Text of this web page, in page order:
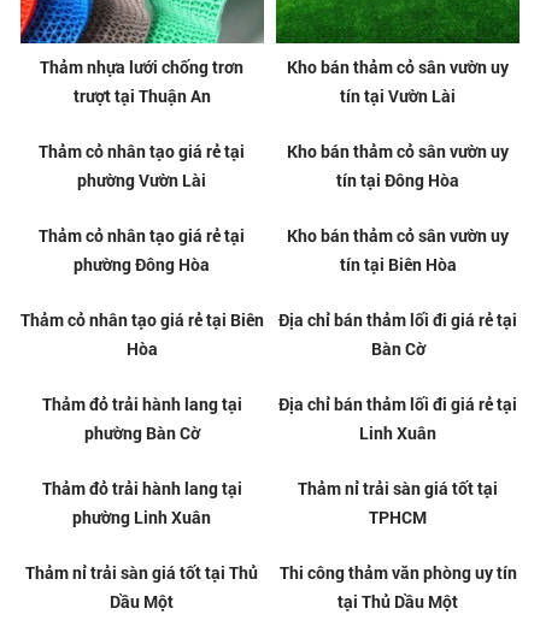
Thảm nhựa lưới chống trơn
trượt tại Thuận An
Kho bán thảm cỏ sân vườn uy
tín tại Vườn Lài
phường Vườn Lài
tín tại Đông Hòa